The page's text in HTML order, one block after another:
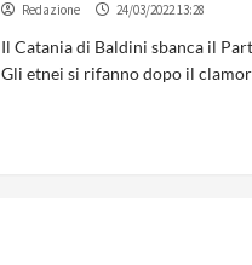
Redazione 24/03/2022 13:28
Il Catania di Baldini sbanca il
Gli etnei si rifanno dopo il